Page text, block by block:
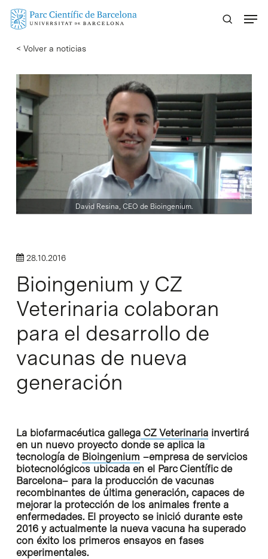
Skip
content
< Volver a noticias
David Resina, CEO de Bioingenium.
28.10.2016
Bioingenium y CZ
Veterinaria colaboran
para el desarrollo de
vacunas de nueva
generación
La biofarmacéutica gallegaCZ Veterinariainvertirá
en un nuevo proyecto donde se aplica la
tecnología de Bioingenium –empresa de servicios
biotecnológicos ubicada en el Parc Científic de
Barcelona– para la producción de vacunas
recombinantes de última generación, capaces de
mejorar la protección de los animales frente a
enfermedades. El proyecto se inició durante este
2016 y actualmente la nueva vacuna ha superado
con éxito los primeros ensayos en fases
experimentales.